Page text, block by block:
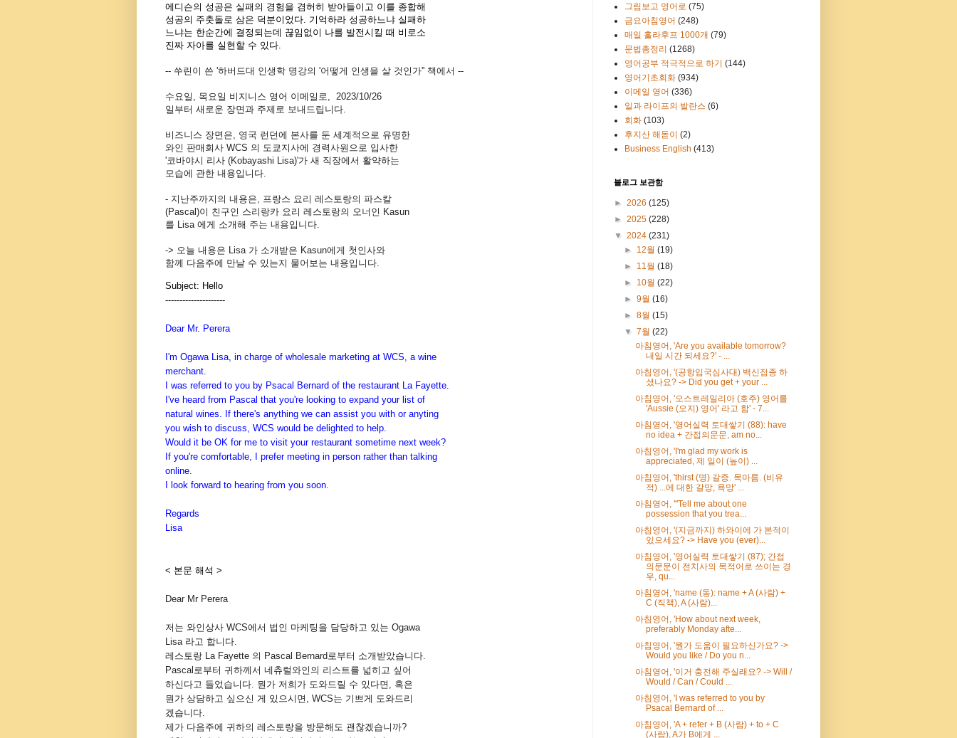
에디슨의 성공은 실패의 경험을 겸허히 받아들이고 이를 종합해
성공의 주춧돌로 삼은 덕분이었다. 기억하라 성공하느냐 실패하
느냐는 한순간에 결정되는데 끊임없이 나를 발전시킬 때 비로소
진짜 자아를 실현할 수 있다.
-- 쑤린이 쓴 '하버드대 인생학 명강의 '어떻게 인생을 살 것인가'' 책에서 --
수요일, 목요일 비지니스 영어 이메일로, 2023/10/26
일부터 새로운 장면과 주제로 보내드립니다.
비즈니스 장면은, 영국 런던에 본사를 둔 세계적으로 유명한
와인 판매회사 WCS 의 도쿄지사에 경력사원으로 입사한
'코바야시 리사 (Kobayashi Lisa)'가 새 직장에서 활약하는
모습에 관한 내용입니다.
- 지난주까지의 내용은, 프랑스 요리 레스토랑의 파스칼
(Pascal)이 친구인 스리랑카 요리 레스토랑의 오너인 Kasun
를 Lisa 에게 소개해 주는 내용입니다.
-> 오늘 내용은 Lisa 가 소개받은 Kasun에게 첫인사와
함께 다음주에 만날 수 있는지 물어보는 내용입니다.
Subject: Hello
---------------------
Dear Mr. Perera
I'm Ogawa Lisa, in charge of wholesale marketing at WCS, a wine
merchant.
I was referred to you by Psacal Bernard of the restaurant La Fayette.
I've heard from Pascal that you're looking to expand your list of
natural wines. If there's anything we can assist you with or anyting
you wish to discuss, WCS would be delighted to help.
Would it be OK for me to visit your restaurant sometime next week?
If you're comfortable, I prefer meeting in person rather than talking
online.
I look forward to hearing from you soon.
Regards
Lisa
< 본문 해석 >
Dear Mr Perera
저는 와인상사 WCS에서 법인 마케팅을 담당하고 있는 Ogawa
Lisa 라고 합니다.
레스토랑 La Fayette 의 Pascal Bernard로부터 소개받았습니다.
Pascal로부터 귀하께서 네츄럴와인의 리스트를 넓히고 싶어
하신다고 들었습니다. 뭔가 저희가 도와드릴 수 있다면, 혹은
뭔가 상담하고 싶으신 게 있으시면, WCS는 기쁘게 도와드리
겠습니다.
제가 다음주에 귀하의 레스토랑을 방문해도 괜찮겠습니까?
그림보고 영어로 (75)
금요아침영어 (248)
매일 훌라후프 1000개 (79)
문법총정리 (1268)
영어공부 적극적으로 하기 (144)
영어기초회화 (934)
이메일 영어 (336)
일과 라이프의 발란스 (6)
회화 (103)
후지산 해돋이 (2)
Business English (413)
블로그 보관함
► 2026 (125)
► 2025 (228)
▼ 2024 (231)
► 12월(19)
► 11월(18)
► 10월(22)
►9월(16)
►8월(15)
▼7월(22)
아침영어, 'Are you available tomorrow?
내일 시간 되세요?' - ...
아침영어, '(공항입국심사대) 백신접종 하
셨나요? -> Did you get + your ...
아침영어, '오스트레일리아 (호주) 영어를
'Aussie (오지) 영어' 라고 함' - 7...
아침영어, '영어실력 토대쌓기 (88): have
no idea + 간접의문문, am no...
아침영어, 'I'm glad my work is
appreciated, 제 일이 (높이) ...
아침영어, 'thirst (명) 갈증. 목마름. (비유
적) ...에 대한 갈망, 욕망' ...
아침영어, '"Tell me about one
possession that you trea...
아침영어, '(지금까지) 하와이에 가 본적이
있으세요? -> Have you (ever)...
아침영어, '영어실력 토대쌓기 (87); 간접
의문문이 전치사의 목적어로 쓰이는 경
우, qu...
아침영어, 'name (동): name + A (사람) +
C (직책), A (사람)...
아침영어, 'How about next week,
preferably Monday afte...
아침영어, '뭔가 도움이 필요하신가요? ->
Would you like / Do you n...
아침영어, '이거 충전해 주실래요? -> Will /
Would / Can / Could ...
아침영어, 'I was referred to you by
Psacal Bernard of ...
아침영어, 'A + refer + B (사람) + to + C
(사람), A가 B에게 ...